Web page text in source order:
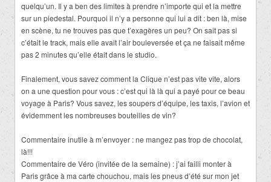
quelqu’un. Il y a ben des limites à prendre n’importe qui et la mettre
sur un piedestal. Pourquoi il n’y a personne qui lui a dit : ben là, mise
en scène, tu ne trouves pas que t’exagères un peu? On sait pas si
c’était le track, mais elle avait l’air bouleversée et ça ne faisait même
pas 2 minutes qu’elle était dans le studio.
Finalement, vous savez comment la Clique n’est pas vite vite, alors
on a une question pour vous : c’est qui là là qui a payé pour ce beau
voyage à Paris? Vous savez, les soupers d’équipe, les taxis, l’avion et
évidemment les nombreuses bouteilles de vin?
Commentaire inutile à m’envoyer : ne mangez pas trop de chocolat,
là!!!
Commentaire de Véro (invitée de la semaine) : j’ai failli monter à
Paris grâce à ma carte chouchou, mais les pneus d’été sur mon jet